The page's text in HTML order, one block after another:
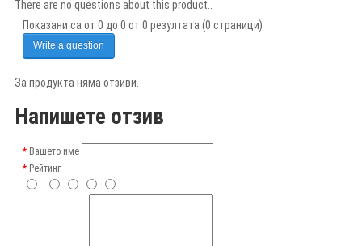
There are no questions about this product..
Показани са от 0 до 0 от 0 резултата (0 страници)
Write a question
За продукта няма отзиви.
Напишете отзив
Вашето име
Рейтинг